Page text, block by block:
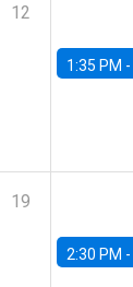
12
1:35 PM -
19
2:30 PM -